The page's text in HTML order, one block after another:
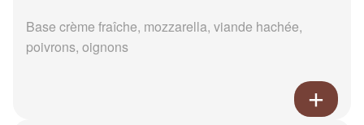
Base crème fraîche, mozzarella, viande hachée,
poivrons, oignons